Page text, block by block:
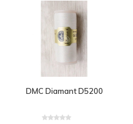
DMC Diamant D5200